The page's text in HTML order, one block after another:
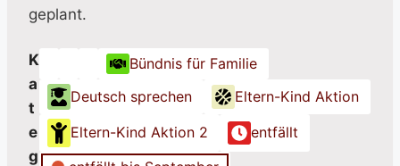
geplant.
K
a
t
e
g
a
t
e
a
t
e
a
e
Bündnis für Familie
Deutsch sprechen
Eltern-Kind Aktion
Eltern-Kind Aktion 2
entfällt